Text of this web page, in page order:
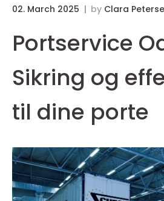
02. March 2025 by Clara
Portservice
Sikring og
til dine porte